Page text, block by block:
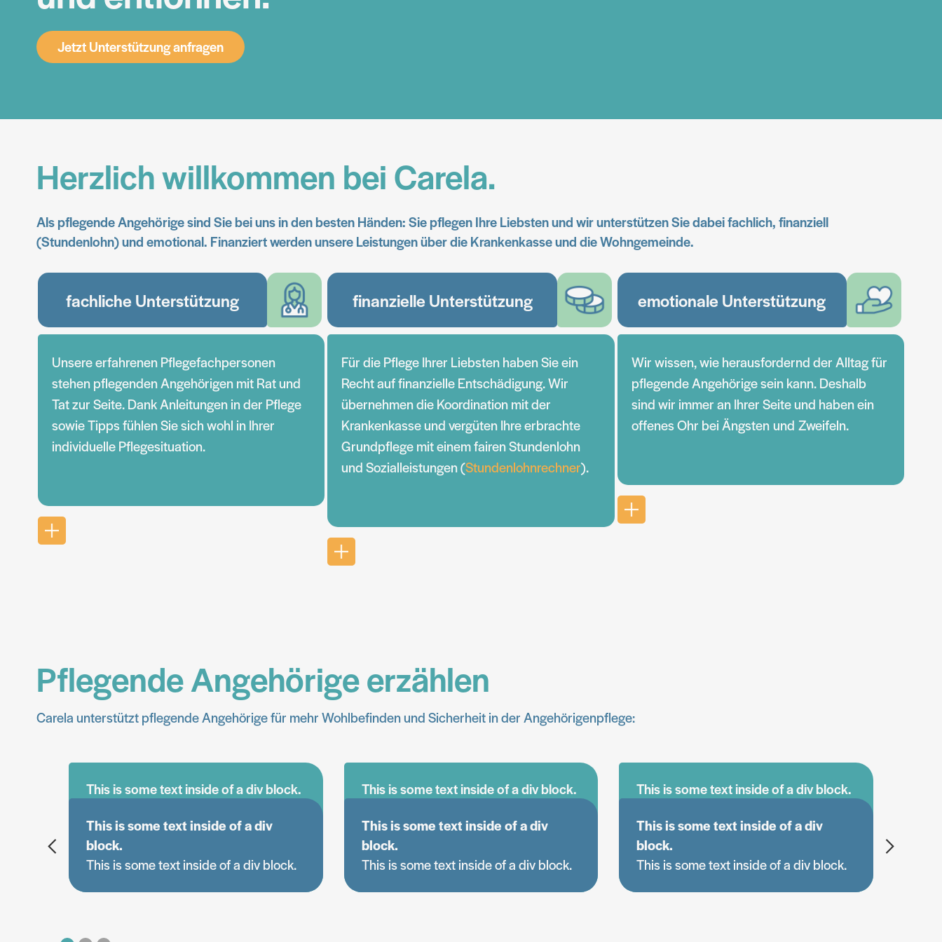
Jetzt Unterstützung anfragen
Herzlich willkommen bei Carela.
Als pflegende Angehörige sind Sie bei uns in den besten Händen: Sie pflegen Ihre Liebsten und wir unterstützen Sie dabei fachlich, finanziell
(Stundenlohn) und emotional. Finanziert werden unsere Leistungen über die Krankenkasse und die Wohngemeinde.
fachliche Unterstützung
Unsere erfahrenen Pflegefachpersonen
stehen pflegenden Angehörigen mit Rat und
Tat zur Seite. Dank Anleitungen in der Pflege
sowie Tipps fühlen Sie sich wohl in Ihrer
individuelle Pflegesituation.
finanzielle Unterstützung
Für die Pflege Ihrer Liebsten haben Sie ein
Recht auf finanzielle Entschädigung. Wir
übernehmen die Koordination mit der
Krankenkasse und vergüten Ihre erbrachte
Grundpflege mit einem fairen Stundenlohn
und Sozialleistungen (Stundenlohnrechner).
emotionale Unterstützung
Wir wissen, wie herausfordernd der Alltag für
pflegende Angehörige sein kann. Deshalb
sind wir immer an Ihrer Seite und haben ein
offenes Ohr bei Ängsten und Zweifeln.
Pflegende Angehörige erzählen
Carela unterstützt pflegende Angehörige für mehr Wohlbefinden und Sicherheit in der Angehörigenpflege:
This is some text inside of a div block.
This is some text inside of a div
block.
This is some text inside of a div block.
This is some text inside of a div block.
This is some text inside of a div
block.
This is some text inside of a div block.
This is some text inside of a div block.
This is some text inside of a div
block.
This is some text inside of a div block.